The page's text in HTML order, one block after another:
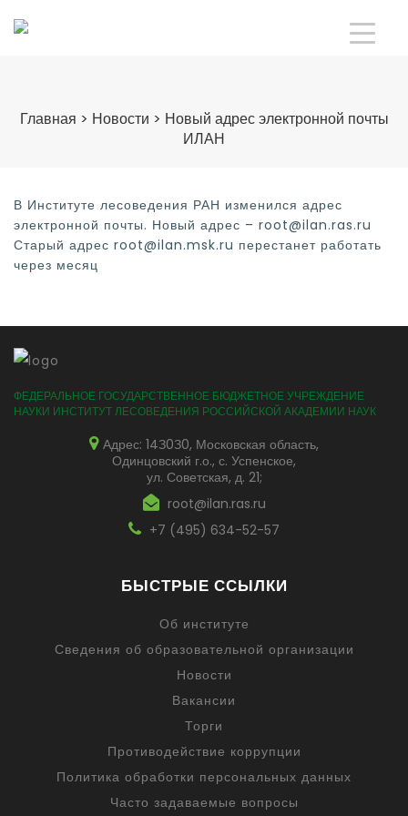
Главная > Новости > Новый адрес электронной почты
ИЛАН
В Институте лесоведения РАН изменился адрес
электронной почты. Новый адрес – root@ilan.ras.ru
Старый адрес root@ilan.msk.ru перестанет работать
через месяц
ФЕДЕРАЛЬНОЕ ГОСУДАРСТВЕННОЕ БЮДЖЕТНОЕ УЧРЕЖДЕНИЕ
НАУКИ ИНСТИТУТ ЛЕСОВЕДЕНИЯ РОССИЙСКОЙ АКАДЕМИИ НАУК
Адрес: 14З0З0, Московская область,
Одинцовский г.о., с. Успенское,
ул. Советская, д. 21;
root@ilan.ras.ru
+7 (495) 634-52-57
БЫСТРЫЕ ССЫЛКИ
Об институте
Сведения об образовательной организации
Новости
Вакансии
Торги
Противодействие коррупции
Политика обработки персональных данных
Часто задаваемые вопросы